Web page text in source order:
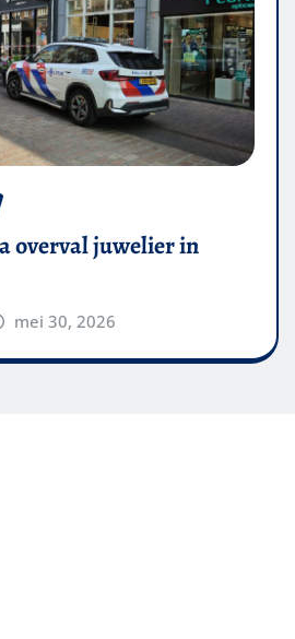
overval juwelier in
mei 30, 2026